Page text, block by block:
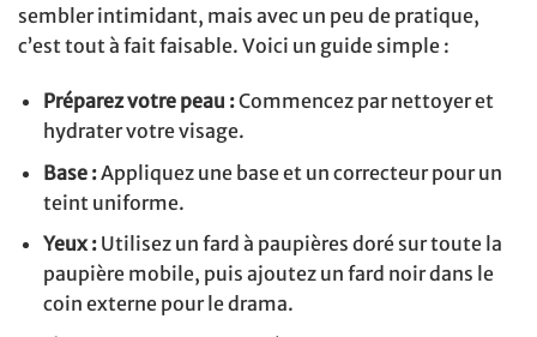
sembler intimidant, mais avec un peu de pratique,
c’est tout à fait faisable. Voici un guide simple :
Préparez votre peau :Commencez par nettoyer et
hydrater votre visage.
Base :Appliquez une base et un correcteur pour un
teint uniforme.
Yeux :Utilisez un fard à paupières doré sur toute la
paupière mobile, puis ajoutez un fard noir dans le
coin externe pour le drama.